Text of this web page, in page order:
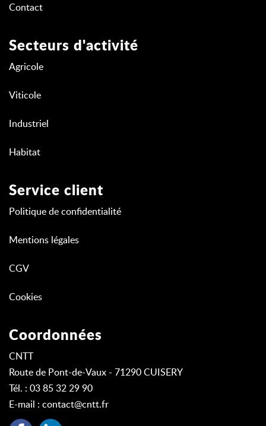
Contact
Secteurs d'activité
Agricole
Viticole
Industriel
Habitat
Service client
Politique de confidentialité
Mentions légales
CGV
Cookies
Coordonnées
CNTT
Route de Pont-de-Vaux - 71290 CUISERY
Tél. : 03 85 32 29 90
E-mail : contact@cntt.fr